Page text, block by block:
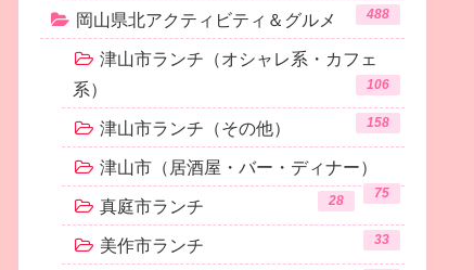
岡山県北アクティビティ＆グルメ 488
津山市ランチ（オシャレ系・カフェ
系）
106
津山市ランチ（その他） 158
津山市（居酒屋・バー・ディナー）
75
真庭市ランチ 28
美作市ランチ 33